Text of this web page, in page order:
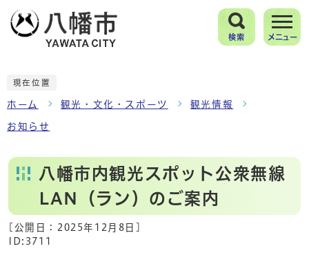
検索 メニュー
現在位置
ホーム 観光・文化・スポーツ 観光情報
お知らせ
八幡市内観光スポット公衆無線
LAN（ラン）のご案内
[公開日： 2025年12月8日
ID:3711